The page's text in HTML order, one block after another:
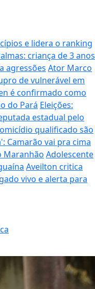
e lidera o ranking
criança de 3 anos
agressões Ator Marco
de vulnerável em
é confirmado como
do Pará Eleições:
estadual pelo
qualificado são
Camarão vai pra cima
Maranhão Adolescente
Aveilton critica
vivo e alerta para